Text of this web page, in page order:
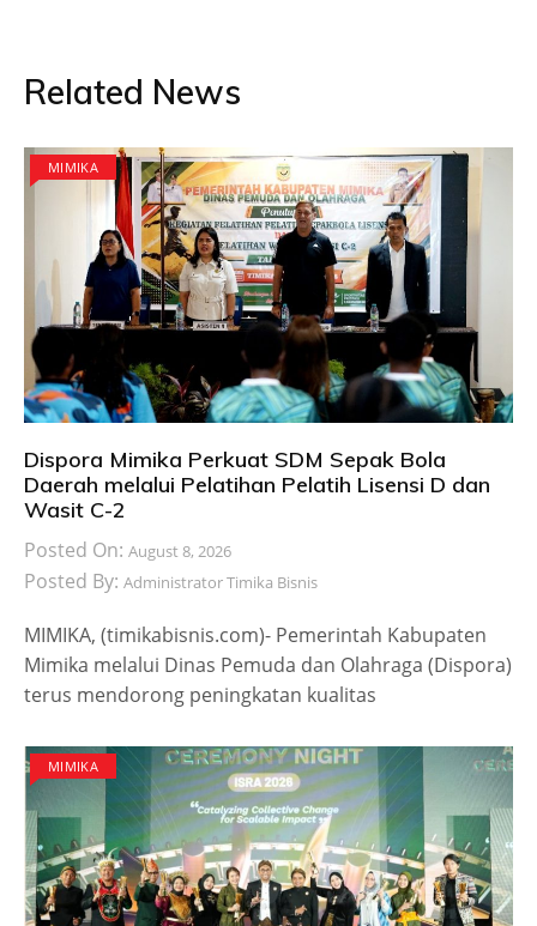
Related News
MIMIKA
Dispora Mimika Perkuat SDM Sepak Bola
Daerah melalui Pelatihan Pelatih Lisensi D dan
Wasit C-2
Posted On: August 8, 2026
Posted By: Administrator Timika Bisnis
MIMIKA, (timikabisnis.com)- Pemerintah Kabupaten
Mimika melalui Dinas Pemuda dan Olahraga (Dispora)
terus mendorong peningkatan kualitas
MIMIKA